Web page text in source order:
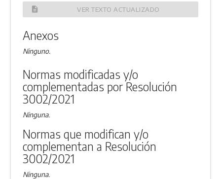
description VER TEXTO ACTUALIZADO
Anexos
Ninguno.
Normas modificadas y/o
complementadas por Resolución
3002/2021
Ninguna.
Normas que modifican y/o
complementan a Resolución
3002/2021
Ninguna.